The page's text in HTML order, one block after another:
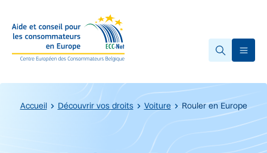
Accueil Découvrir vos droits Voiture Rouler en Europe
Début du contenu principal.